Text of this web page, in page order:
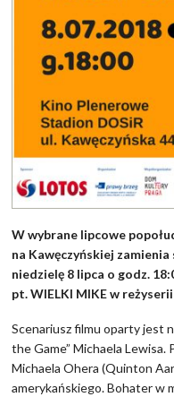
W wybrane lipcowe
na Kawęczyńskiej
niedzielę 8 lipca o godz.
pt. WIELKI MIKE w
Scenariusz filmu oparty jest
the Game” Michaela
Michaela Ohera (Quinton
amerykańskiego. Bohater w